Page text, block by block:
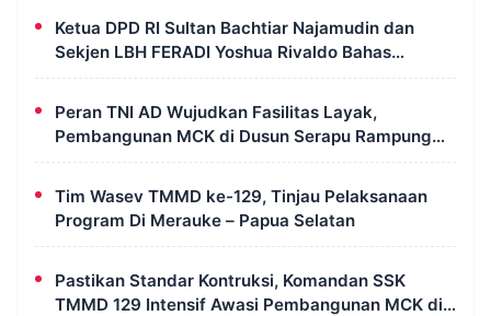
Ketua DPD RI Sultan Bachtiar Najamudin dan
Sekjen LBH FERADI Yoshua Rivaldo Bahas
Geopolitik dan Supremasi Hukum
Peran TNI AD Wujudkan Fasilitas Layak,
Pembangunan MCK di Dusun Serapu Rampung
Dikerjakan
Tim Wasev TMMD ke-129, Tinjau Pelaksanaan
Program Di Merauke – Papua Selatan
Pastikan Standar Kontruksi, Komandan SSK
TMMD 129 Intensif Awasi Pembangunan MCK di